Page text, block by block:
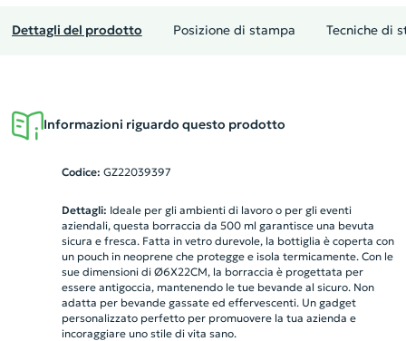
Dettagli del prodotto Posizione di stampa Tecniche di
Informazioni riguardo questo prodotto
Codice: GZ22039397
Dettagli: Ideale per gli ambienti di lavoro o per gli eventi
aziendali, questa borraccia da 500 ml garantisce una bevuta
sicura e fresca. Fatta in vetro durevole, la bottiglia è coperta con
un pouch in neoprene che protegge e isola termicamente. Con le
sue dimensioni di Ø6X22CM, la borraccia è progettata per
essere antigoccia, mantenendo le tue bevande al sicuro. Non
adatta per bevande gassate ed effervescenti. Un gadget
personalizzato perfetto per promuovere la tua azienda e
incoraggiare uno stile di vita sano.